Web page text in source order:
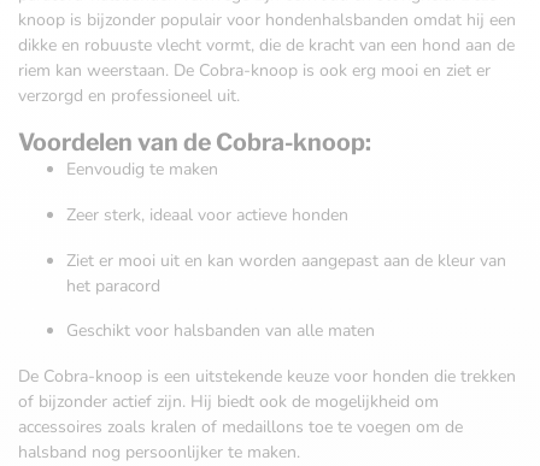
knoop is bijzonder populair voor hondenhalsbanden omdat hij een
dikke en robuuste vlecht vormt, die de kracht van een hond aan de
riem kan weerstaan. De Cobra-knoop is ook erg mooi en ziet er
verzorgd en professioneel uit.
Voordelen van de Cobra-knoop:
Eenvoudig te maken
Zeer sterk, ideaal voor actieve honden
Ziet er mooi uit en kan worden aangepast aan de kleur van
het paracord
Geschikt voor halsbanden van alle maten
De Cobra-knoop is een uitstekende keuze voor honden die trekken
of bijzonder actief zijn. Hij biedt ook de mogelijkheid om
accessoires zoals kralen of medaillons toe te voegen om de
halsband nog persoonlijker te maken.